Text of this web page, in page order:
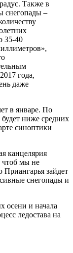
Также в
снегопады –
35-40
года,
даже
в январе. По
ниже средних
синоптики
канцелярия
чтоб мы не
Приангарья зайдет
снегопады и
осени и начала
ледостава на